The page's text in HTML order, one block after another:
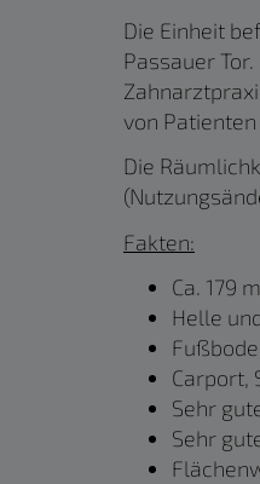
Die Einheit
Passauer
von
Die
Fakten:
Ca. 179
Helle
Carport,
Sehr
Sehr